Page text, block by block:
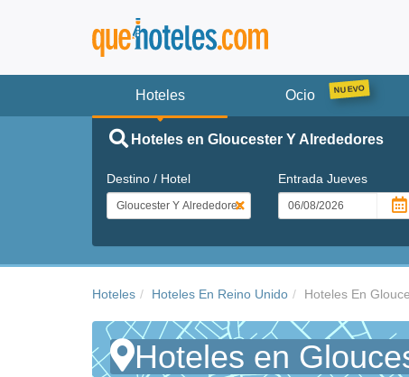
Hoteles Ocio
Hoteles en Gloucester Y Alrededores
Destino / Hotel Entrada Jueves
Hoteles Hoteles En Reino Unido Hoteles En
Hoteles en